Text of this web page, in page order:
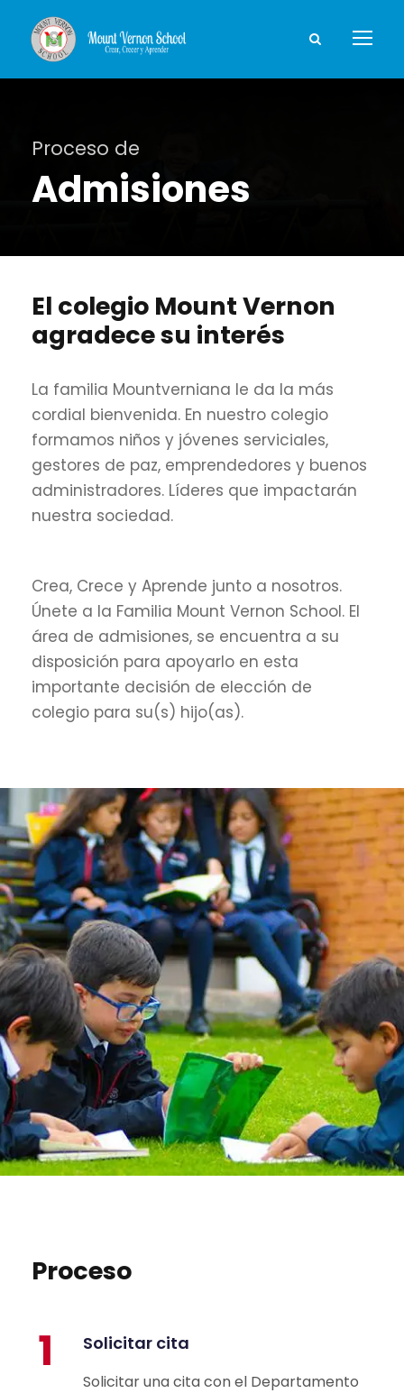
Proceso de
Admisiones
El colegio Mount Vernon
agradece su interés
La familia Mountverniana le da la más
cordial bienvenida. En nuestro colegio
formamos niños y jóvenes serviciales,
gestores de paz, emprendedores y buenos
administradores. Líderes que impactarán
nuestra sociedad.
Crea, Crece y Aprende junto a nosotros.
Únete a la Familia Mount Vernon School. El
área de admisiones, se encuentra a su
disposición para apoyarlo en esta
importante decisión de elección de
colegio para su(s) hijo(as).
Proceso
1 Solicitar cita
Solicitar una cita con el Departamento